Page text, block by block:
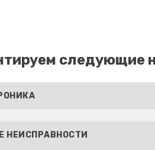
следующие
НЕИСПРАВНОСТИ